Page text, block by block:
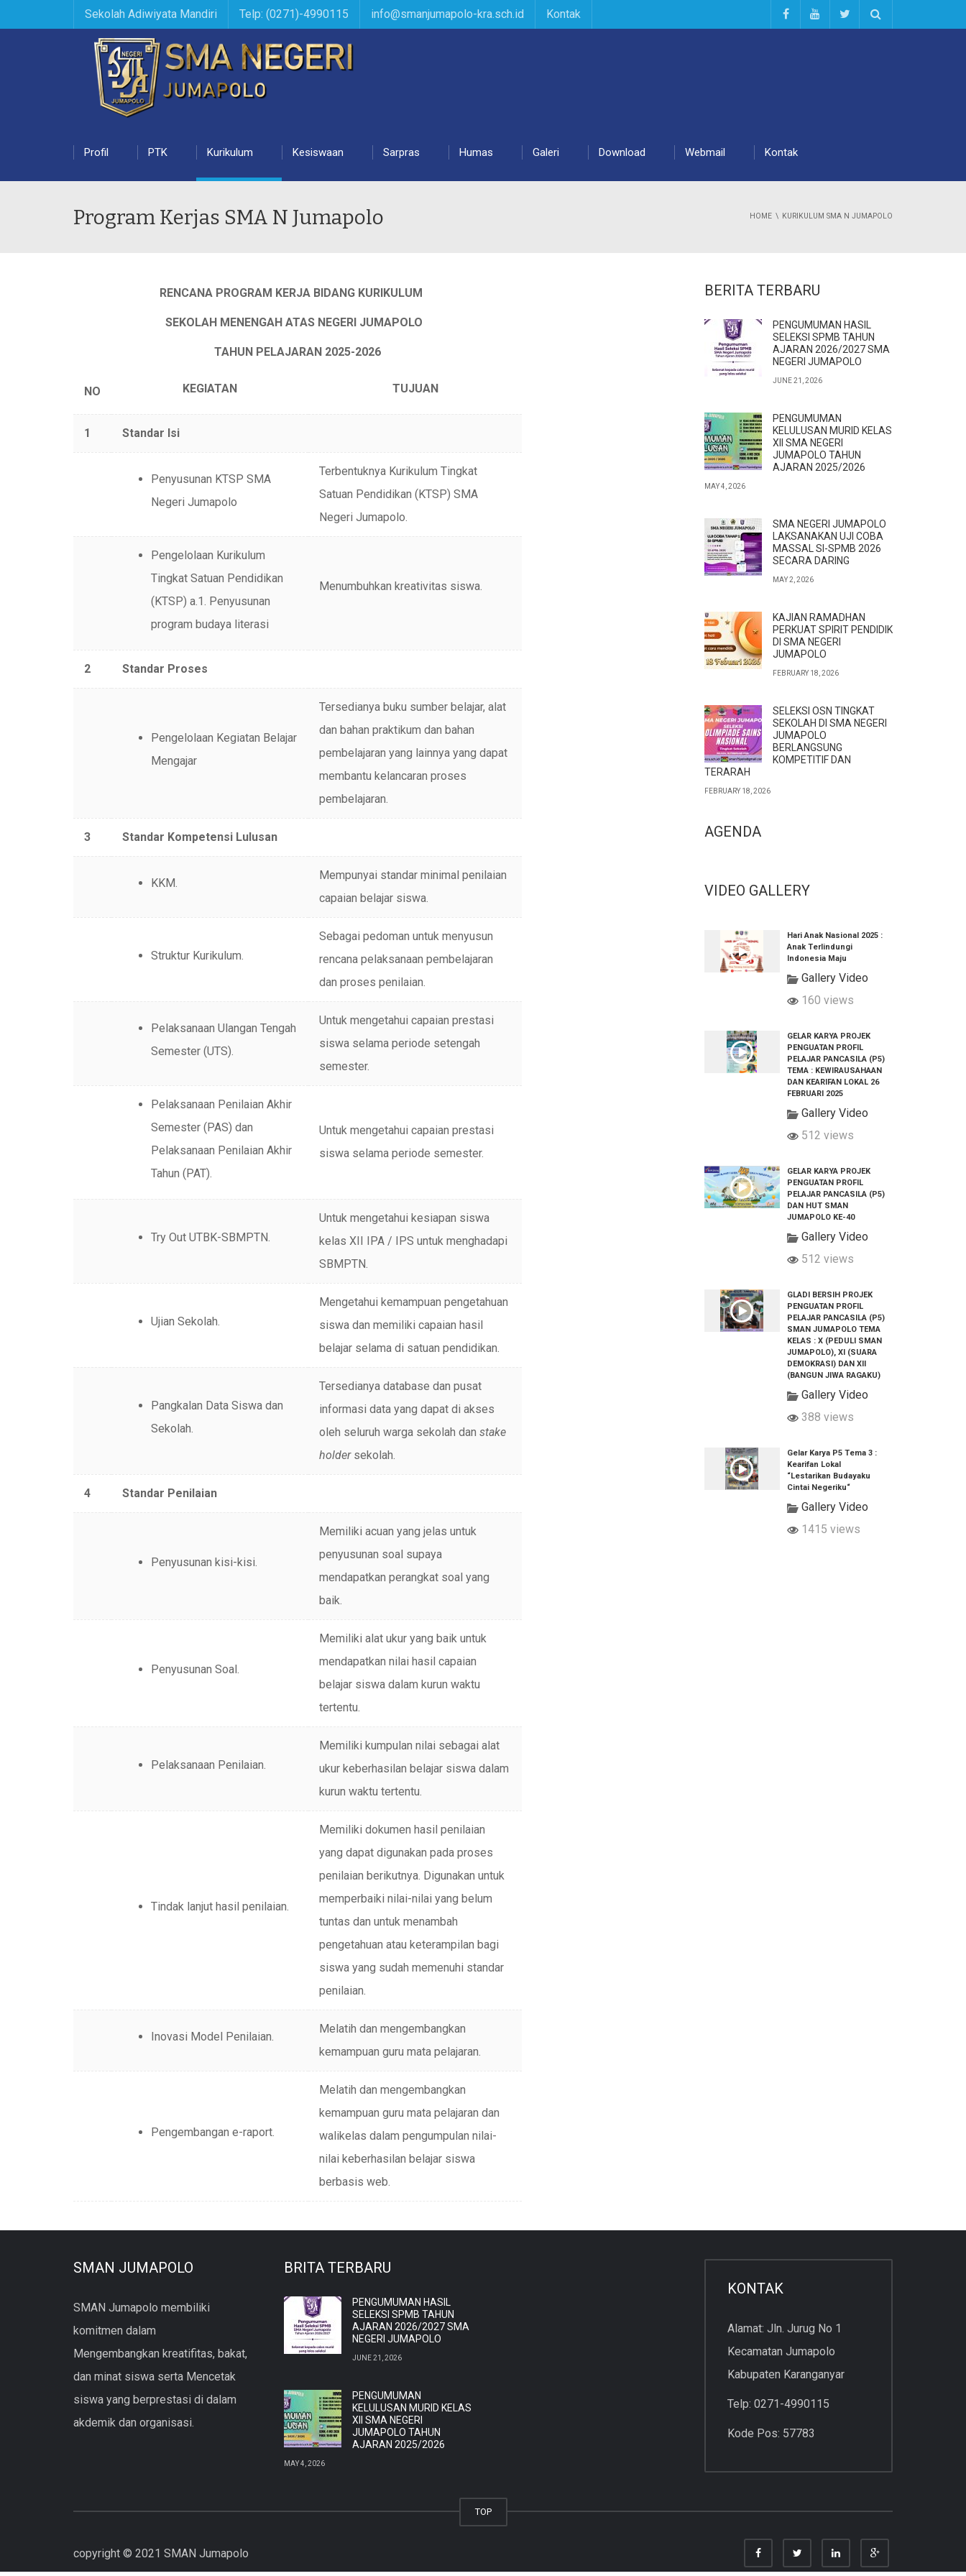
Sekolah Adiwiyata Mandiri Telp: (0271)-4990115 info@smanjumapolo-kra.sch.id Kontak
Profil PTK Kurikulum Kesiswaan Sarpras Humas Galeri Download Webmail Kontak
Program Kerjas SMA N Jumapolo HOME KURIKULUM SMA N JUMAPOLO
RENCANA PROGRAM KERJA BIDANG KURIKULUM
SEKOLAH MENENGAH ATAS NEGERI JUMAPOLO
TAHUN PELAJARAN 2025-2026
NO KEGIATAN TUJUAN
1 Standar Isi
Penyusunan KTSP SMA
Negeri Jumapolo
Terbentuknya Kurikulum Tingkat
Satuan Pendidikan (KTSP) SMA
Negeri Jumapolo.
Pengelolaan Kurikulum
Tingkat Satuan Pendidikan
(KTSP) a.1. Penyusunan
program budaya literasi
Menumbuhkan kreativitas siswa.
2 Standar Proses
Pengelolaan Kegiatan Belajar
Mengajar
Tersedianya buku sumber belajar, alat
dan bahan praktikum dan bahan
pembelajaran yang lainnya yang dapat
membantu kelancaran proses
pembelajaran.
3 Standar Kompetensi Lulusan
KKM.
Mempunyai standar minimal penilaian
capaian belajar siswa.
Struktur Kurikulum.
Sebagai pedoman untuk menyusun
rencana pelaksanaan pembelajaran
dan proses penilaian.
Pelaksanaan Ulangan Tengah
Semester (UTS).
Untuk mengetahui capaian prestasi
siswa selama periode setengah
semester.
Pelaksanaan Penilaian Akhir
Semester (PAS) dan
Pelaksanaan Penilaian Akhir
Tahun (PAT).
Untuk mengetahui capaian prestasi
siswa selama periode semester.
Try Out UTBK-SBMPTN.
Untuk mengetahui kesiapan siswa
kelas XII IPA / IPS untuk menghadapi
SBMPTN.
Ujian Sekolah.
Mengetahui kemampuan pengetahuan
siswa dan memiliki capaian hasil
belajar selama di satuan pendidikan.
Pangkalan Data Siswa dan
Sekolah.
Tersedianya database dan pusat
informasi data yang dapat di akses
oleh seluruh warga sekolah dan stake
holdersekolah.
4 Standar Penilaian
Penyusunan kisi-kisi.
Memiliki acuan yang jelas untuk
penyusunan soal supaya
mendapatkan perangkat soal yang
baik.
Penyusunan Soal.
Memiliki alat ukur yang baik untuk
mendapatkan nilai hasil capaian
belajar siswa dalam kurun waktu
tertentu.
Pelaksanaan Penilaian.
Memiliki kumpulan nilai sebagai alat
ukur keberhasilan belajar siswa dalam
kurun waktu tertentu.
Tindak lanjut hasil penilaian.
Memiliki dokumen hasil penilaian
yang dapat digunakan pada proses
penilaian berikutnya. Digunakan untuk
memperbaiki nilai-nilai yang belum
tuntas dan untuk menambah
pengetahuan atau keterampilan bagi
siswa yang sudah memenuhi standar
penilaian.
Inovasi Model Penilaian.
Melatih dan mengembangkan
kemampuan guru mata pelajaran.
Pengembangan e-raport.
Melatih dan mengembangkan
kemampuan guru mata pelajaran dan
walikelas dalam pengumpulan nilai-
nilai keberhasilan belajar siswa
berbasis web.
BERITA TERBARU
PENGUMUMAN HASIL
SELEKSI SPMB TAHUN
AJARAN 2026/2027 SMA
NEGERI JUMAPOLO
JUNE 21, 2026
PENGUMUMAN
KELULUSAN MURID KELAS
XII SMA NEGERI
JUMAPOLO TAHUN
AJARAN 2025/2026
MAY 4, 2026
SMA NEGERI JUMAPOLO
LAKSANAKAN UJI COBA
MASSAL SI-SPMB 2026
SECARA DARING
MAY 2, 2026
KAJIAN RAMADHAN
PERKUAT SPIRIT PENDIDIK
DI SMA NEGERI
JUMAPOLO
FEBRUARY 18, 2026
SELEKSI OSN TINGKAT
SEKOLAH DI SMA NEGERI
JUMAPOLO
BERLANGSUNG
KOMPETITIF DAN
TERARAH
FEBRUARY 18, 2026
AGENDA
VIDEO GALLERY
Hari Anak Nasional 2025 :
Anak Terlindungi
Indonesia Maju
Gallery Video
160 views
GELAR KARYA PROJEK
PENGUATAN PROFIL
PELAJAR PANCASILA (P5)
TEMA : KEWIRAUSAHAAN
DAN KEARIFAN LOKAL 26
FEBRUARI 2025
Gallery Video
512 views
GELAR KARYA PROJEK
PENGUATAN PROFIL
PELAJAR PANCASILA (P5)
DAN HUT SMAN
JUMAPOLO KE-40
Gallery Video
512 views
GLADI BERSIH PROJEK
PENGUATAN PROFIL
PELAJAR PANCASILA (P5)
SMAN JUMAPOLO TEMA
KELAS : X (PEDULI SMAN
JUMAPOLO), XI (SUARA
DEMOKRASI) DAN XII
(BANGUN JIWA RAGAKU)
Gallery Video
388 views
Gelar Karya P5 Tema 3 :
Kearifan Lokal
“Lestarikan Budayaku
Cintai Negeriku“
Gallery Video
1415 views
SMAN JUMAPOLO
SMAN Jumapolo membiliki
komitmen dalam
Mengembangkan kreatifitas, bakat,
dan minat siswa serta Mencetak
siswa yang berprestasi di dalam
akdemik dan organisasi.
BRITA TERBARU
PENGUMUMAN HASIL
SELEKSI SPMB TAHUN
AJARAN 2026/2027 SMA
NEGERI JUMAPOLO
JUNE 21, 2026
PENGUMUMAN
KELULUSAN MURID KELAS
XII SMA NEGERI
JUMAPOLO TAHUN
AJARAN 2025/2026
MAY 4, 2026
KONTAK
Alamat: Jln. Jurug No 1
Kecamatan Jumapolo
Kabupaten Karanganyar
Telp: 0271-4990115
Kode Pos: 57783
TOP
copyright © 2021 SMAN Jumapolo